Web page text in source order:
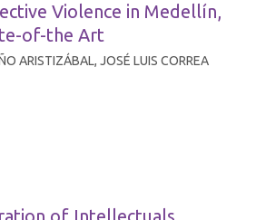
Violence in Medellín,
of-the Art
ARISTIZÁBAL, JOSÉ LUIS CORREA